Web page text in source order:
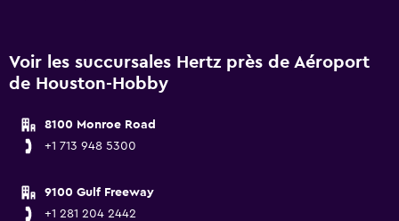
Voir les succursales Hertz près de Aéroport
de Houston-Hobby
8100 Monroe Road
+1 713 948 5300
9100 Gulf Freeway
+1 281 204 2442